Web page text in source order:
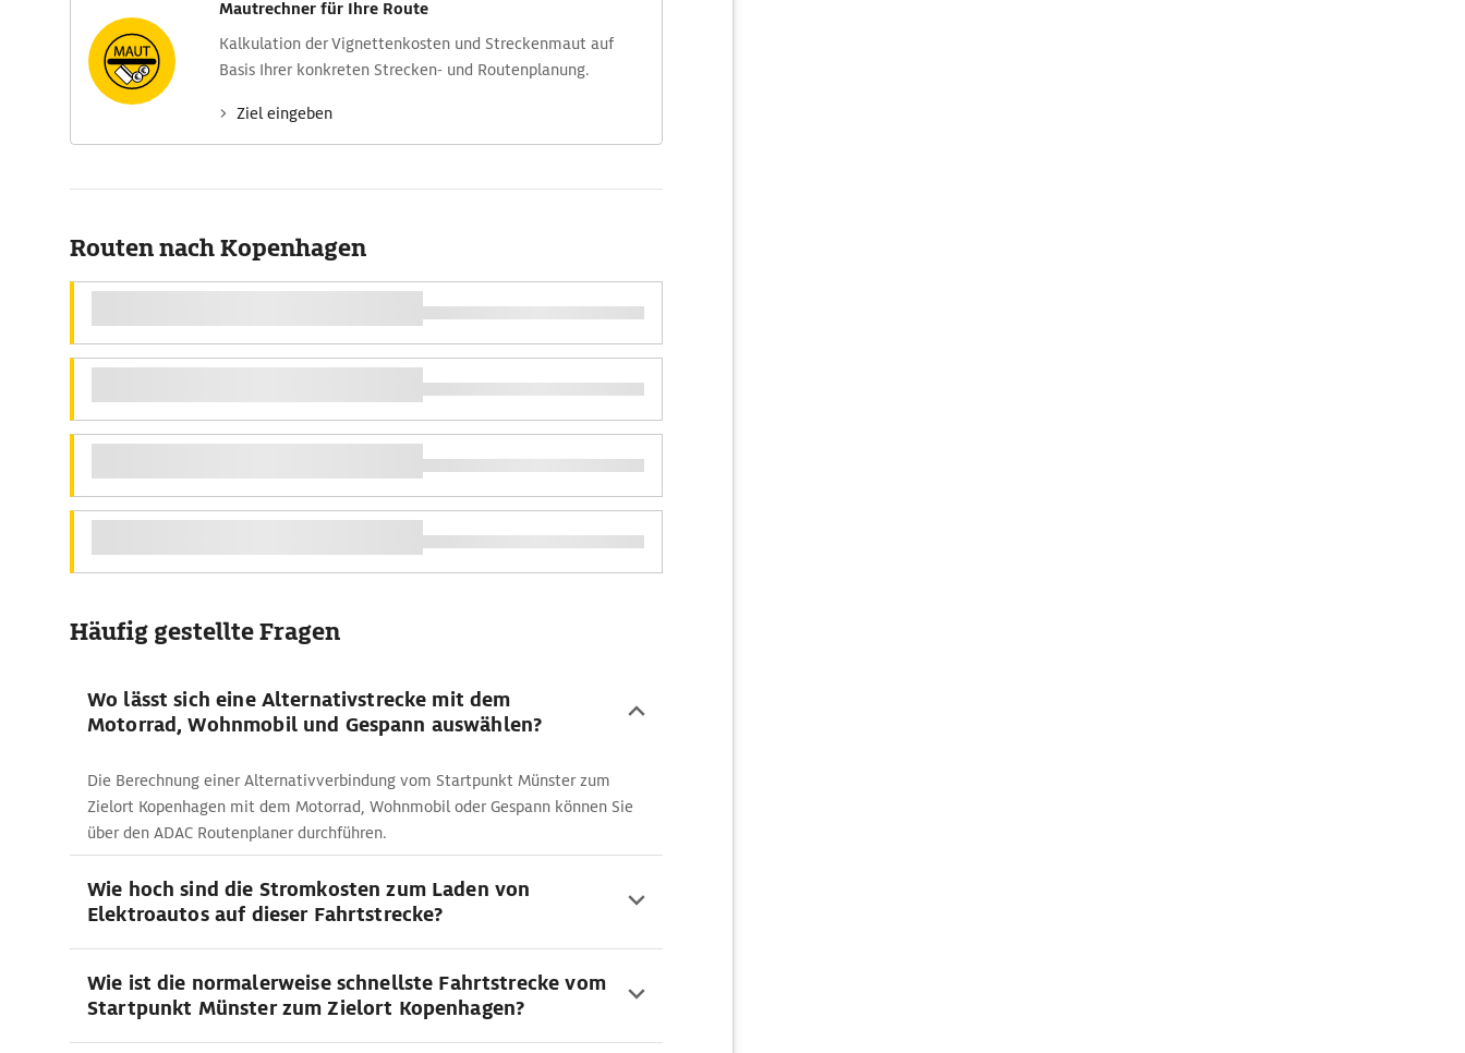
Mautrechner für Ihre Route
Kalkulation der Vignettenkosten und Streckenmaut auf
Basis Ihrer konkreten Strecken- und Routenplanung.
Ziel eingeben
Routen nach Kopenhagen
Häufig gestellte Fragen
Wo lässt sich eine Alternativstrecke mit dem
Motorrad, Wohnmobil und Gespann auswählen?
Die Berechnung einer Alternativverbindung vom Startpunkt Münster zum
Zielort Kopenhagen mit dem Motorrad, Wohnmobil oder Gespann können Sie
über den ADAC Routenplaner durchführen.
Wie hoch sind die Stromkosten zum Laden von
Elektroautos auf dieser Fahrtstrecke?
Wie ist die normalerweise schnellste Fahrtstrecke vom
Startpunkt Münster zum Zielort Kopenhagen?